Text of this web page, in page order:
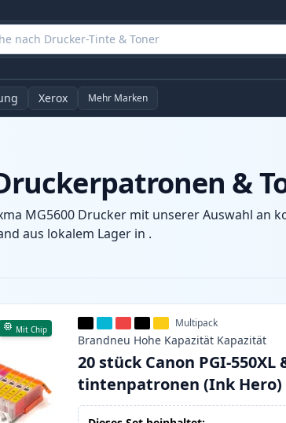
Xerox Mehr Marken
&
MG5600 Drucker mit unserer Auswahl an
aus lokalem Lager in .
Mit Chip Multipack
Brandneu Hohe Kapazität Kapazität
20 stück Canon PGI-550XL
tintenpatronen (Ink Hero)